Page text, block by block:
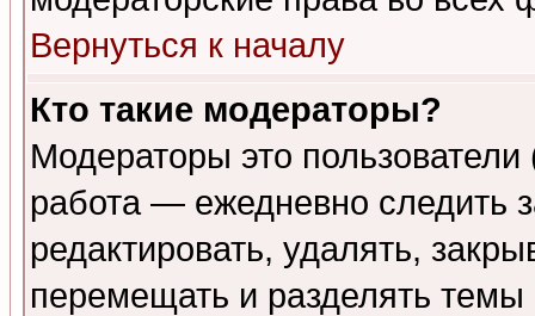
Вернуться к началу
Кто такие модераторы?
Модераторы это
работа — ежедневно следить
редактировать, удалять,
перемещать и разделять